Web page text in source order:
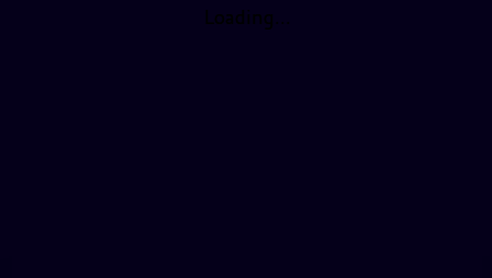
Loading...
Loading...